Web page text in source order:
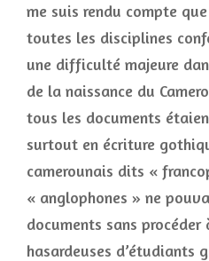
me suis rendu compte
toutes les disciplines
une difficulté majeure
de la naissance du
tous les documents
surtout en écriture
camerounais dits «
« anglophones » ne
documents sans
hasardeuses d’étudiants